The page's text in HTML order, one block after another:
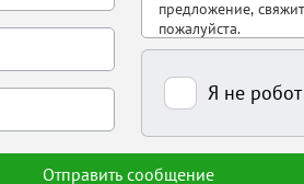
Я не робот